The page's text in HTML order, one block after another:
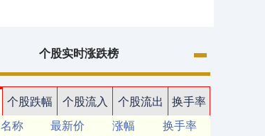
个股实时涨跌榜
个股跌幅 个股流入 个股流出
换手率
名称 最新价 涨幅
换手率